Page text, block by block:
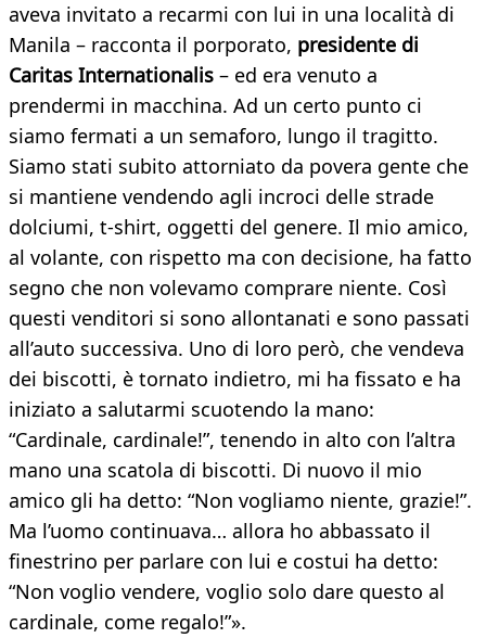
aveva invitato a recarmi con lui in una località di
Manila – racconta il porporato, presidente di
Caritas Internationalis – ed era venuto a
prendermi in macchina. Ad un certo punto ci
siamo fermati a un semaforo, lungo il tragitto.
Siamo stati subito attorniato da povera gente che
si mantiene vendendo agli incroci delle strade
dolciumi, t-shirt, oggetti del genere. Il mio amico,
al volante, con rispetto ma con decisione, ha fatto
segno che non volevamo comprare niente. Così
questi venditori si sono allontanati e sono passati
all’auto successiva. Uno di loro però, che vendeva
dei biscotti, è tornato indietro, mi ha fissato e ha
iniziato a salutarmi scuotendo la mano:
“Cardinale, cardinale!”, tenendo in alto con l’altra
mano una scatola di biscotti. Di nuovo il mio
amico gli ha detto: “Non vogliamo niente, grazie!”.
Ma l’uomo continuava… allora ho abbassato il
finestrino per parlare con lui e costui ha detto:
“Non voglio vendere, voglio solo dare questo al
cardinale, come regalo!”».